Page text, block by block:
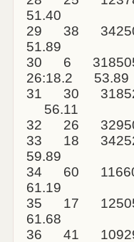
51.40
29 38
51.89
30 6
26:18.2 53.89
31 30
56.11
32 26
33 18
59.89
34 60
61.19
35 17
61.68
36 41